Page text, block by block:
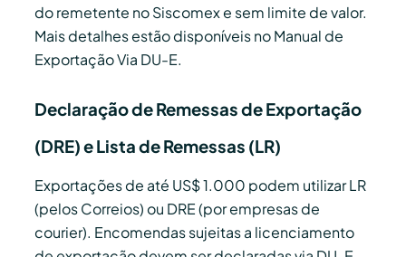
do remetente no Siscomex e sem limite de valor.
Mais detalhes estão disponíveis no Manual de
Exportação Via DU-E.
Declaração de Remessas de Exportação
(DRE) e Lista de Remessas (LR)
Exportações de até US$ 1.000 podem utilizar LR
(pelos Correios) ou DRE (por empresas de
courier). Encomendas sujeitas a licenciamento